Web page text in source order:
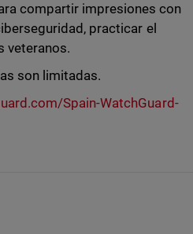
compartir impresiones con
practicar el
veteranos.
son limitadas.
Spain-WatchGuard-